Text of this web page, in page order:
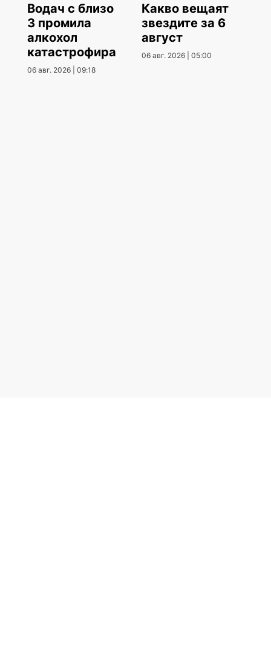
Водач с близо
3 промила
алкохол
катастрофира
06 авг. 2026 | 09:18
Какво вещаят
звездите за 6
август
06 авг. 2026 | 05:00